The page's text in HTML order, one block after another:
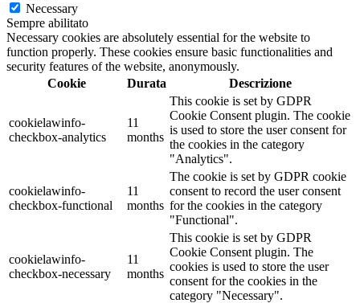
Necessary
Sempre abilitato
Necessary cookies are absolutely essential for the website to
function properly. These cookies ensure basic functionalities and
security features of the website, anonymously.
Cookie
Durata Descrizione
cookielawinfo-
checkbox-analytics
11
months
This cookie is set by GDPR
Cookie Consent plugin. The cookie
is used to store the user consent for
the cookies in the category
"Analytics".
cookielawinfo-
checkbox-functional
11
months
The cookie is set by GDPR cookie
consent to record the user consent
for the cookies in the category
"Functional".
cookielawinfo-
checkbox-necessary
11
months
This cookie is set by GDPR
Cookie Consent plugin. The
cookies is used to store the user
consent for the cookies in the
category "Necessary".